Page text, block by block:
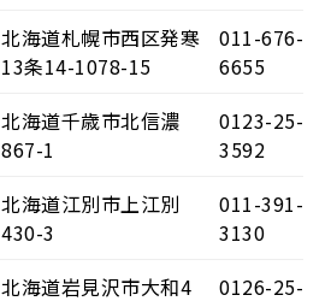
北海道札幌市西区発寒
13条14-1078-15
011-676-
6655
北海道千歳市北信濃
867-1
0123-25-
3592
北海道江別市上江別
430-3
011-391-
3130
北海道岩見沢市大和4
0126-25-